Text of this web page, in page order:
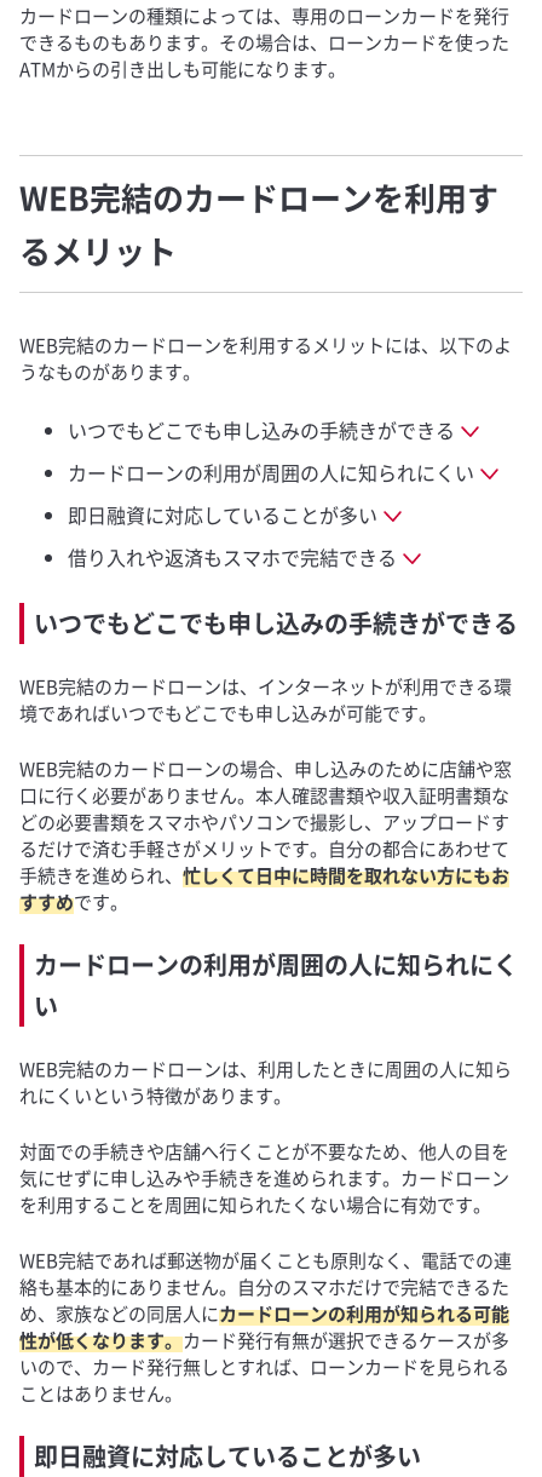
カードローンの種類によっては、専用のローンカードを発行
できるものもあります。その場合は、ローンカードを使った
ATMからの引き出しも可能になります。
WEB完結のカードローンを利用す
るメリット
WEB完結のカードローンを利用するメリットには、以下のよ
うなものがあります。
いつでもどこでも申し込みの手続きができる
カードローンの利用が周囲の人に知られにくい
即日融資に対応していることが多い
借り入れや返済もスマホで完結できる
いつでもどこでも申し込みの手続きができる
WEB完結のカードローンは、インターネットが利用できる環
境であればいつでもどこでも申し込みが可能です。
WEB完結のカードローンの場合、申し込みのために店舗や窓
口に行く必要がありません。本人確認書類や収入証明書類な
どの必要書類をスマホやパソコンで撮影し、アップロードす
るだけで済む手軽さがメリットです。自分の都合にあわせて
手続きを進められ、 忙しくて日中に時間を取れない方にもお
すすめです。
カードローンの利用が周囲の人に知られにく
い
WEB完結のカードローンは、利用したときに周囲の人に知ら
れにくいという特徴があります。
対面での手続きや店舗へ行くことが不要なため、他人の目を
気にせずに申し込みや手続きを進められます。カードローン
を利用することを周囲に知られたくない場合に有効です。
WEB完結であれば郵送物が届くことも原則なく、電話での連
絡も基本的にありません。自分のスマホだけで完結できるた
め、家族などの同居人にカードローンの利用が知られる可能
性が低くなります。カード発行有無が選択できるケースが多
いので、カード発行無しとすれば、ローンカードを見られる
ことはありません。
即日融資に対応していることが多い